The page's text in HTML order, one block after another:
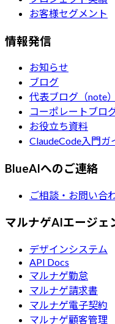
お客様セグメント
情報発信
お知らせ
ブログ
代表ブログ（note）
コーポレートブロ
お役立ち資料
ClaudeCode入門ガ
BlueAIへのご連絡
ご相談・お問い合
マルナゲAIエージェ
デザインシステム
API Docs
マルナゲ勤怠
マルナゲ請求書
マルナゲ電子契約
マルナゲ顧客管理